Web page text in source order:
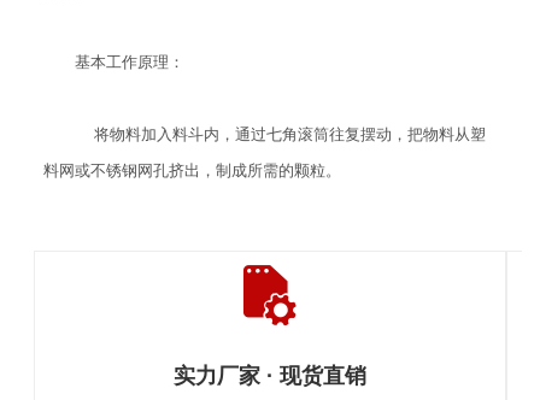
基本工作原理：
将物料加入料斗内，通过七角滚筒往复摆动，把物料从塑
料网或不锈钢网孔挤出，制成所需的颗粒。
实力厂家 · 现货直销